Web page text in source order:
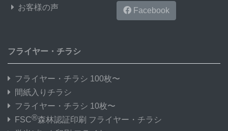
お客様の声
Facebook
フライヤー・チラシ
フライヤー・チラシ 100枚〜
間紙入りチラシ
フライヤー・チラシ 10枚〜
FSC®森林認証印刷 フライヤー・チラシ